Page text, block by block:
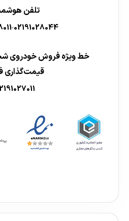
تلفن
-02191028044
خط ویژه فروش خودروی
قیمت‌گذاری